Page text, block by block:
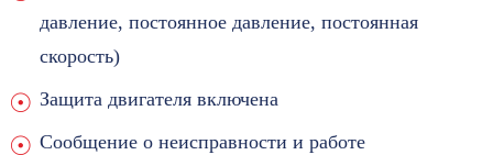
давление, постоянное давление, постоянная
скорость)
Защита двигателя включена
Сообщение о неисправности и работе